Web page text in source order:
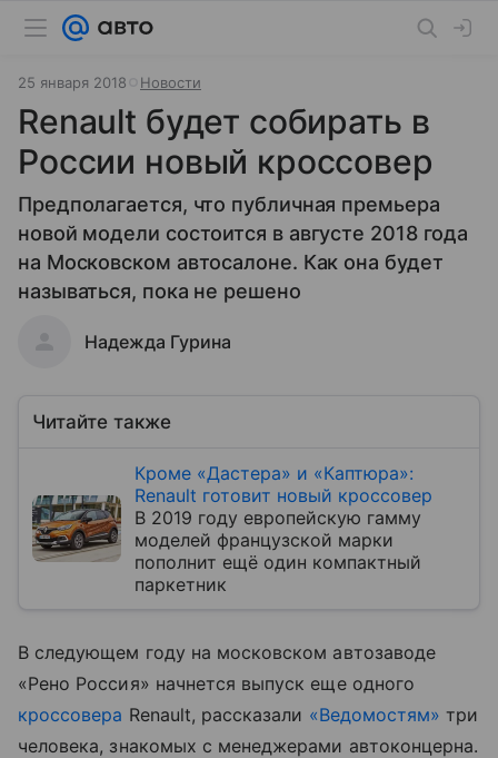
25 января 2018 Новости
Renault будет собирать в
России новый кроссовер
Предполагается, что публичная премьера
новой модели состоится в августе 2018 года
на Московском автосалоне. Как она будет
называться, пока не решено
Надежда Гурина
Читайте также
Кроме «Дастера» и «Каптюра»:
Renault готовит новый кроссовер
В 2019 году европейскую гамму
моделей французской марки
пополнит ещё один компактный
паркетник
В следующем году на московском автозаводе
«Рено Россия» начнется выпуск еще одного
кроссовера Renault, рассказали «Ведомостям» три
человека, знакомых с менеджерами автоконцерна.